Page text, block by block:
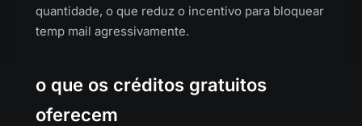
quantidade, o que reduz o incentivo para bloquear
temp mail agressivamente.
o que os créditos gratuitos
oferecem